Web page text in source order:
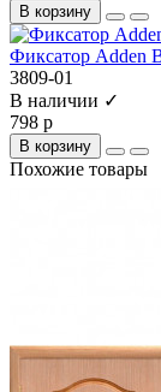
В корзину
Фиксатор Adden
3809-01
В наличии ✓
798 р
В корзину
Похожие товары